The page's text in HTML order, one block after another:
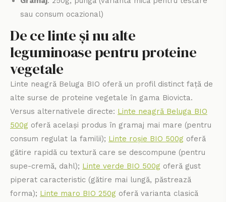
sau consum ocazional)
De ce linte și nu alte
leguminoase pentru proteine
vegetale
Linte neagră Beluga BIO oferă un profil distinct față de
alte surse de proteine vegetale în gama Biovicta.
Versus alternativele directe: Linte neagră Beluga BIO
500g oferă același produs în gramaj mai mare (pentru
consum regulat la familii); Linte roșie BIO 500g oferă
gătire rapidă cu textură care se descompune (pentru
supe-cremă, dahl); Linte verde BIO 500g oferă gust
piperat caracteristic (gătire mai lungă, păstrează
forma); Linte maro BIO 250g oferă varianta clasică